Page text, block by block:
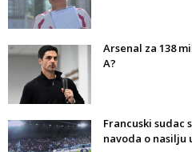
Arsenal za 138
A?
Francuski sudac
navoda o nasilju